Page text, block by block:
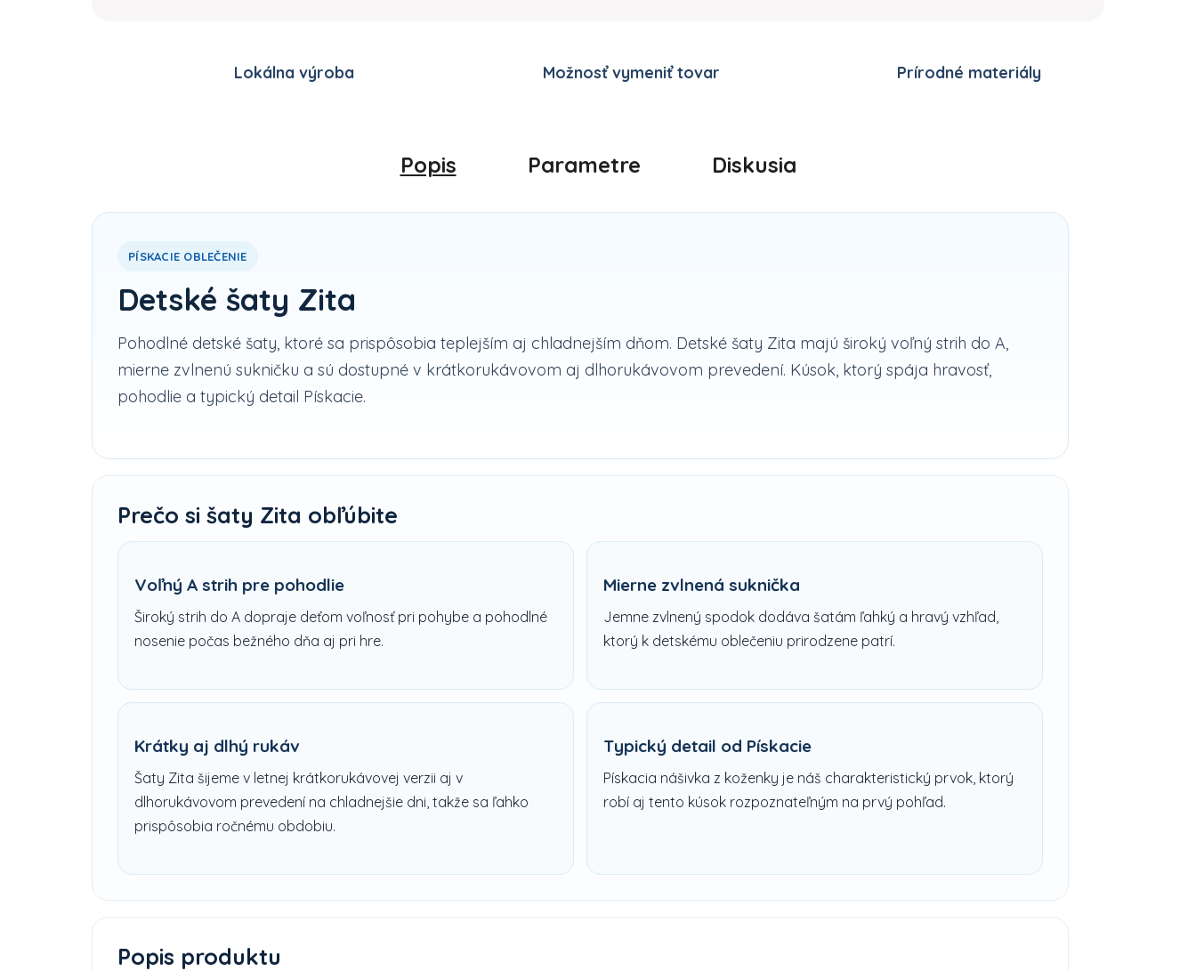
Lokálna výroba Možnosť vymeniť tovar Prírodné materiály
Popis Parametre Diskusia
PÍSKACIE OBLEČENIE
Detské šaty Zita
Pohodlné detské šaty, ktoré sa prispôsobia teplejším aj chladnejším dňom. Detské šaty Zita majú široký voľný strih do A,
mierne zvlnenú sukničku a sú dostupné v krátkorukávovom aj dlhorukávovom prevedení. Kúsok, ktorý spája hravosť,
pohodlie a typický detail Pískacie.
Prečo si šaty Zita obľúbite
Voľný A strih pre pohodlie
Široký strih do A dopraje deťom voľnosť pri pohybe a pohodlné
nosenie počas bežného dňa aj pri hre.
Mierne zvlnená suknička
Jemne zvlnený spodok dodáva šatám ľahký a hravý vzhľad,
ktorý k detskému oblečeniu prirodzene patrí.
Krátky aj dlhý rukáv
Šaty Zita šijeme v letnej krátkorukávovej verzii aj v
dlhorukávovom prevedení na chladnejšie dni, takže sa ľahko
prispôsobia ročnému obdobiu.
Typický detail od Pískacie
Pískacia nášivka z koženky je náš charakteristický prvok, ktorý
robí aj tento kúsok rozpoznateľným na prvý pohľad.
Popis produktu